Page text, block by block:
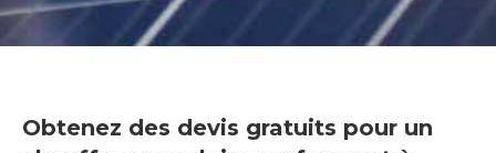
Obtenez des devis gratuits pour un